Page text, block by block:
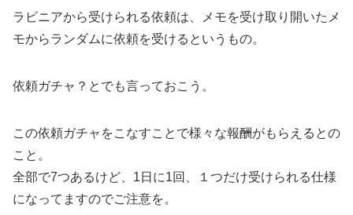
ラビニアから受けられる依頼は、メモを受け取り開いたメ
モからランダムに依頼を受けるというもの。
依頼ガチャ？とでも言っておこう。
この依頼ガチャをこなすことで様々な報酬がもらえるとの
こと。
全部で7つあるけど、1日に1回、１つだけ受けられる仕様
になってますのでご注意を。